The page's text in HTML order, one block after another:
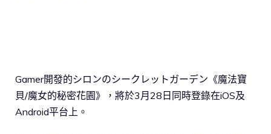
Gamer開發的シロンのシークレットガーデン《魔法寶
貝/魔女的秘密花園》，將於3月28日同時登錄在iOS及
Android平台上。